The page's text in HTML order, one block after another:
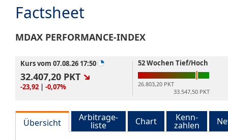
Factsheet
MDAX PERFORMANCE-INDEX
Kurs vom 07.08.26 17:50
32.407,20 PKT
-23,92 | -0,07%
52 Wochen Tief/Hoch
26.803,20 PKT
33.547,50 PKT
Übersicht Arbitrage-
liste Chart Kenn-
zahlen